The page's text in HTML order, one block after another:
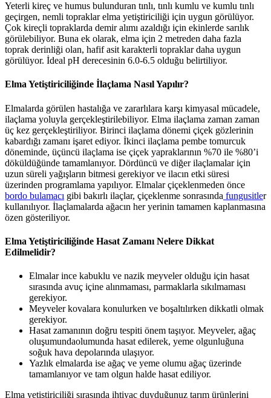
Yeterli kireç ve humus bulunduran tınlı, tınlı kumlu ve kumlu tınlı
geçirgen, nemli topraklar elma yetiştiriciliği için uygun görülüyor.
Çok kireçli topraklarda demir alımı azaldığı için ekinlerde sarılık
görülebiliyor. Buna ek olarak, elma için 2 metreden daha fazla
toprak derinliği olan, hafif asit karakterli topraklar daha uygun
görülüyor. İdeal pH derecesinin 6.0-6.5 olduğu belirtiliyor.
Elma Yetiştiriciliğinde İlaçlama Nasıl Yapılır?
Elmalarda görülen hastalığa ve zararlılara karşı kimyasal mücadele,
ilaçlama yoluyla gerçekleştirilebiliyor. Elma ilaçlama zaman zaman
üç kez gerçekleştiriliyor. Birinci ilaçlama dönemi çiçek gözlerinin
kabardığı zamanı işaret ediyor. İkinci ilaçlama pembe tomurcuk
döneminde, üçüncü ilaçlama ise çiçek yapraklarının %70 ile %80’i
döküldüğünde tamamlanıyor. Dördüncü ve diğer ilaçlamalar için
uzun süreli yağışların bitmesi gerekiyor ve ilacın etki süresi
üzerinden programlama yapılıyor. Elmalar çiçeklenmeden önce
bordo bulamacı gibi bakırlı ilaçlar, çiçeklenme sonrasında fungusitler
kullanılıyor. İlaçlamalarda ağacın her yerinin tamamen kaplanmasına
özen gösteriliyor.
Elma Yetiştiriciliğinde Hasat Zamanı Nelere Dikkat
Edilmelidir?
Elmalar ince kabuklu ve nazik meyveler olduğu için hasat
sırasında avuç içine alınmaması, parmaklarla sıkılmaması
gerekiyor.
Meyveler kovalara konulurken ve boşaltılırken dikkatli olmak
gerekiyor.
Hasat zamanının doğru tespiti önem taşıyor. Meyveler, ağaç
oluşumundaolumunda hasat edilerek, yeme olgunluğuna
soğuk hava depolarında ulaşıyor.
Yazlık elmalarda ise ağaç ve yeme olumu ağaç üzerinde
tamamlanıyor ve tam olgun halde hasat ediliyor.
Elma yetiştiriciliği sırasında ihtiyaç duyduğunuz tarım ürünlerini